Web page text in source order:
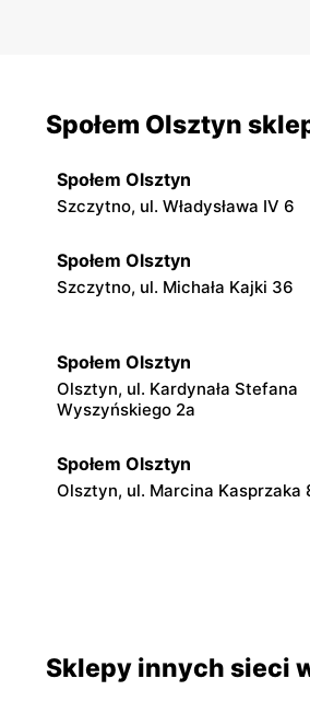
Społem Olsztyn
Społem Olsztyn
Szczytno, ul. Władysława IV 6
Społem Olsztyn
Szczytno, ul. Michała Kajki 36
Społem Olsztyn
Olsztyn, ul. Kardynała Stefana
Wyszyńskiego 2a
Społem Olsztyn
Olsztyn, ul. Marcina Kasprzaka
Społem Olsztyn
Sklepy innych sieci